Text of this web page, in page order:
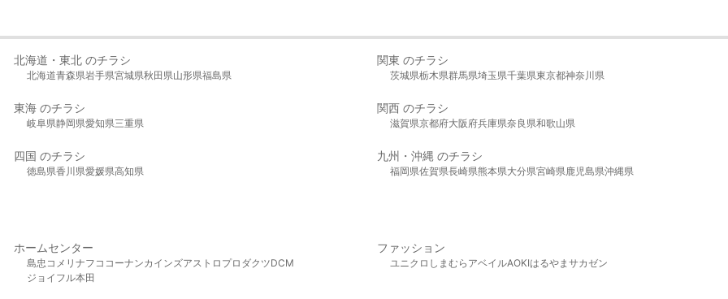
北海道・東北 のチラシ
北海道青森県岩手県宮城県秋田県山形県福島県
関東 のチラシ
茨城県栃木県群馬県埼玉県千葉県東京都神奈川県
東海 のチラシ
岐阜県静岡県愛知県三重県
関西 のチラシ
滋賀県京都府大阪府兵庫県奈良県和歌山県
四国 のチラシ
徳島県香川県愛媛県高知県
九州・沖縄 のチラシ
福岡県佐賀県長崎県熊本県大分県宮崎県鹿児島県沖縄県
ホームセンター
島忠 コメリ ナフコ コーナンカインズアストロプロダクツDCM
ジョイフル本田
ファッション
ユニクロ しまむら アベイルAOKIはるやま サカゼン